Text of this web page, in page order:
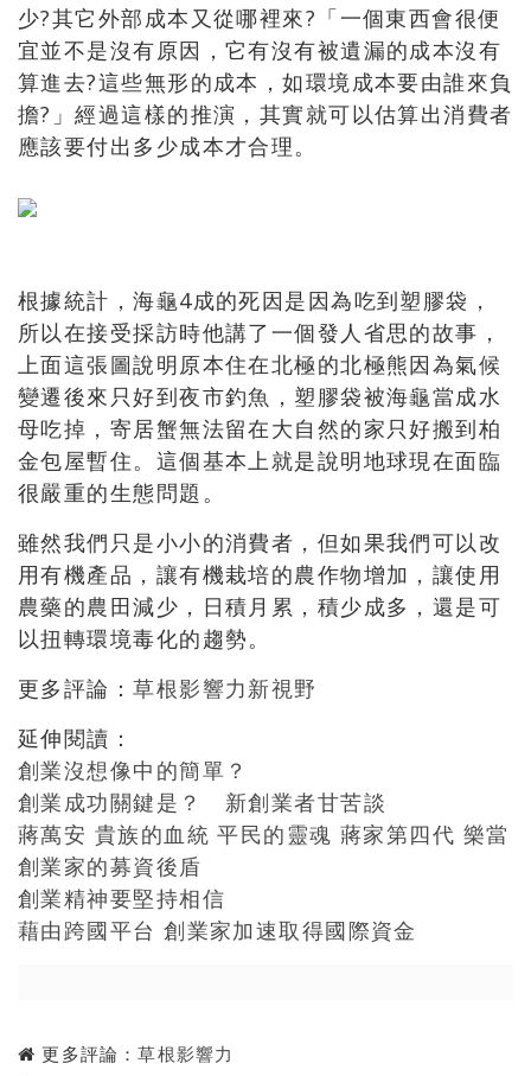
少?其它外部成本又從哪裡來?「一個東西會很便
宜並不是沒有原因，它有沒有被遺漏的成本沒有
算進去?這些無形的成本，如環境成本要由誰來負
擔?」經過這樣的推演，其實就可以估算出消費者
應該要付出多少成本才合理。
根據統計，海龜4成的死因是因為吃到塑膠袋，
所以在接受採訪時他講了一個發人省思的故事，
上面這張圖說明原本住在北極的北極熊因為氣候
變遷後來只好到夜市釣魚，塑膠袋被海龜當成水
母吃掉，寄居蟹無法留在大自然的家只好搬到柏
金包屋暫住。這個基本上就是說明地球現在面臨
很嚴重的生態問題。
雖然我們只是小小的消費者，但如果我們可以改
用有機產品，讓有機栽培的農作物增加，讓使用
農藥的農田減少，日積月累，積少成多，還是可
以扭轉環境毒化的趨勢。
更多評論：草根影響力新視野
延伸閱讀：
創業沒想像中的簡單？
創業成功關鍵是？ 新創業者甘苦談
蔣萬安 貴族的血統 平民的靈魂 蔣家第四代 樂當
創業家的募資後盾
創業精神要堅持相信
藉由跨國平台 創業家加速取得國際資金
更多評論：草根影響力